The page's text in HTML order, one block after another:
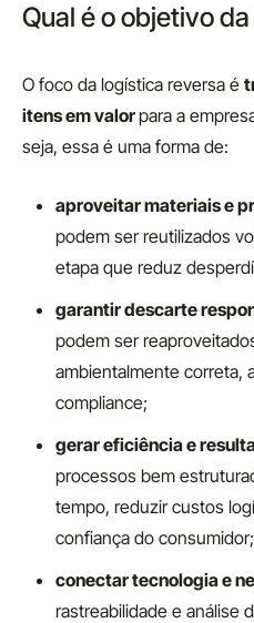
Qual é o objetivo
O foco da logística reversa é
itens em valorpara a
seja, essa é uma forma de:
aproveitar materiais e
podem ser reutilizados
etapa que reduz
garantir descarte
podem ser
ambientalmente correta,
compliance;
gerar eficiência e
processos bem
tempo, reduzir custos
confiança do consumidor;
conectar tecnologia e
rastreabilidade e análise